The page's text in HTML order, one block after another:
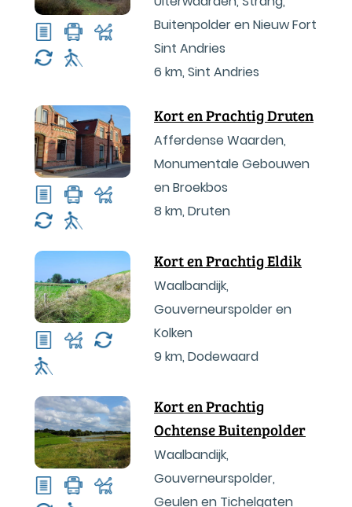
Buitenpolder en Nieuw Fort
Sint Andries
6 km, Sint Andries
Kort en Prachtig Druten
Afferdense Waarden,
Monumentale Gebouwen
en Broekbos
8 km, Druten
Kort en Prachtig Eldik
Waalbandijk,
Gouverneurspolder en
Kolken
9 km, Dodewaard
Kort en Prachtig
Ochtense Buitenpolder
Waalbandijk,
Gouverneurspolder,
Geulen en Tichelgaten